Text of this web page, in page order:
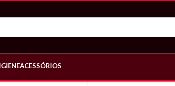
ACESSÓRIOS